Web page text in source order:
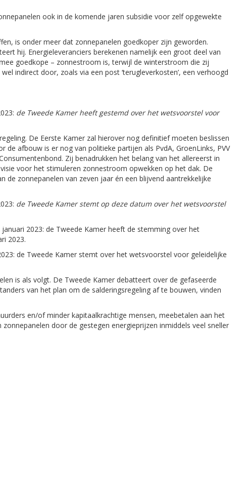
ook in de komende jaren subsidie voor zelf opgewekte
is onder meer dat zonnepanelen goedkoper zijn geworden.
hij. Energieleveranciers berekenen namelijk een groot deel van
goedkope – zonnestroom is, terwijl de winterstroom die zij
indirect door, zoals via een post ‘terugleverkosten’, een verhoogd
de Tweede Kamer heeft gestemd over het wetsvoorstel voor
De Eerste Kamer zal hierover nog definitief moeten beslissen
afbouw is er nog van politieke partijen als PvdA, GroenLinks, PVV
Zij benadrukken het belang van het allereerst in
voor het stimuleren zonnestroom opwekken op het dak. De
zonnepanelen van zeven jaar én een blijvend aantrekkelijke
de Tweede Kamer stemt op deze datum over het wetsvoorstel
2023: de Tweede Kamer heeft de stemming over het
2023.
de Tweede Kamer stemt over het wetsvoorstel voor geleidelijke
is als volgt. De Tweede Kamer debatteert over de gefaseerde
van het plan om de salderingsregeling af te bouwen, vinden
en/of minder kapitaalkrachtige mensen, meebetalen aan het
door de gestegen energieprijzen inmiddels veel sneller